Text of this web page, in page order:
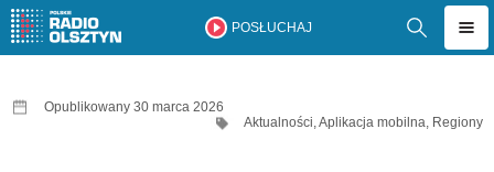
POSŁUCHAJ
Opublikowany 30 marca 2026
Aktualności,Aplikacja mobilna, Regiony